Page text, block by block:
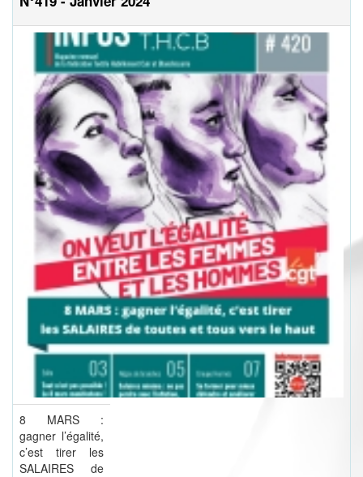
8 MARS :
gagner l’égalité,
c’est tirer les
SALAIRES de